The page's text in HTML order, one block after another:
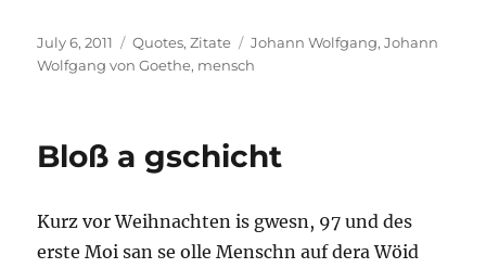
Posted
on
July 6, 2011 Categories
Quotes,Zitate Tags
Johann Wolfgang,Johann
Wolfgang von Goethe, mensch
Bloß a gschicht
Kurz vor Weihnachten is gwesn, 97 und des
erste Moi san se olle Menschn auf dera Wöid